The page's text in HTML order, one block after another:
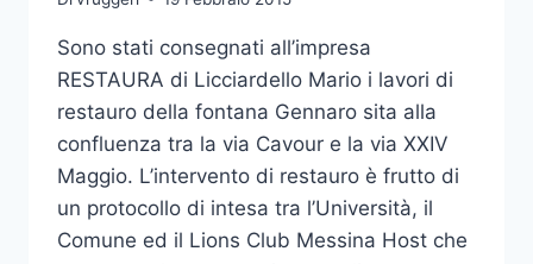
Sono stati consegnati all’impresa
RESTAURA di Licciardello Mario i lavori di
restauro della fontana Gennaro sita alla
confluenza tra la via Cavour e la via XXIV
Maggio. L’intervento di restauro è frutto di
un protocollo di intesa tra l’Università, il
Comune ed il Lions Club Messina Host che